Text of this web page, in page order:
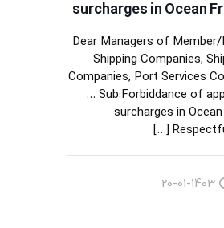
surcharges in Ocean
Dear Managers of
Shipping Companies,
Companies, Port Services
… Sub:Forbiddance of
surcharges in
[…]
1403-01-20